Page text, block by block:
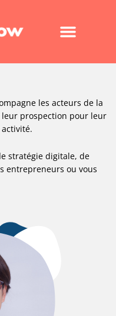
les acteurs de la
prospection pour leur
stratégie digitale, de
entrepreneurs ou vous